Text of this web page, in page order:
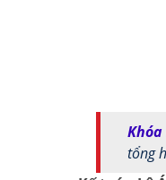
tổng